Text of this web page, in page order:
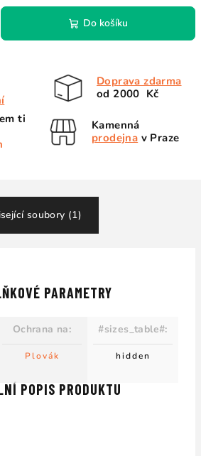
Do košíku
Doprava zdarma
od 2000 Kč
ti
Kamenná
prodejna v Praze
soubory (1)
POPIS PRODUKTU
PARAMETRY
Ochrana na:
Plovák
#sizes_table#:
hidden